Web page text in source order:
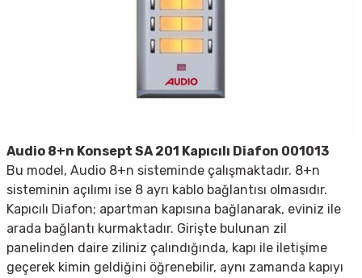
Audio 8+n Konsept SA 201 Kapıcılı Diafon 001013
Bu model, Audio 8+n sisteminde çalışmaktadır. 8+n
sisteminin açılımı ise 8 ayrı kablo bağlantısı olmasıdır.
Kapıcılı Diafon; apartman kapısına bağlanarak, eviniz ile
arada bağlantı kurmaktadır. Girişte bulunan zil
panelinden daire ziliniz çalındığında, kapı ile iletişime
geçerek kimin geldiğini öğrenebilir, aynı zamanda kapıyı